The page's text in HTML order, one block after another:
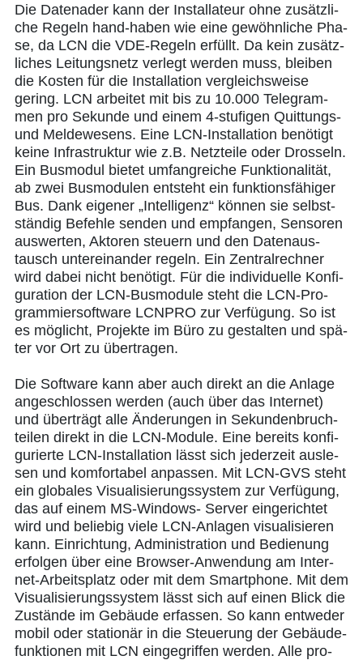
Die Daten­ader kann der Instal­la­teur ohne zusätz­li­
che Regeln hand-haben wie eine gewöhn­li­che Pha­
se, da LCN die VDE-Regeln erfüllt. Da kein zusätz­
li­ches Lei­tungs­netz ver­legt wer­den muss, blei­ben
die Kos­ten für die Instal­la­ti­on ver­gleichs­wei­se
gering. LCN arbei­tet mit bis zu 10.000 Tele­gram­
men pro Sekun­de und einem 4‑stufigen Quit­tungs-
und Mel­de­we­sens. Eine LCN-Instal­la­ti­on benö­tigt
kei­ne Infra­struk­tur wie z.B. Netz­tei­le oder Dros­seln.
Ein Bus­mo­dul bie­tet umfang­rei­che Funk­tio­na­li­tät,
ab zwei Bus­mo­du­len ent­steht ein funk­ti­ons­fä­hi­ger
Bus. Dank eige­ner „Intel­li­genz“ kön­nen sie selbst­
stän­dig Befeh­le sen­den und emp­fan­gen, Sen­so­ren
aus­wer­ten, Akto­ren steu­ern und den Daten­aus­
tausch unter­ein­an­der regeln. Ein Zen­tral­rech­ner
wird dabei nicht benö­tigt. Für die indi­vi­du­el­le Kon­fi­
gu­ra­ti­on der LCN-Bus­mo­du­le steht die LCN-Pro­
gram­mier­soft­ware LCN­PRO zur Ver­fü­gung. So ist
es mög­licht, Pro­jek­te im Büro zu gestal­ten und spä­
ter vor Ort zu über­tra­gen.
Die Soft­ware kann aber auch direkt an die Anla­ge
ange­schlos­sen wer­den (auch über das Inter­net)
und über­trägt alle Ände­run­gen in Sekun­den­bruch­
tei­len direkt in die LCN-Modu­le. Eine bereits kon­fi­
gu­rier­te LCN-Instal­la­ti­on lässt sich jeder­zeit aus­le­
sen und kom­for­ta­bel anpas­sen. Mit LCN-GVS steht
ein glo­ba­les Visua­li­sie­rungs­sys­tem zur Ver­fü­gung,
das auf einem MS-Win­dows- Ser­ver ein­ge­rich­tet
wird und belie­big vie­le LCN-Anla­gen visua­li­sie­ren
kann. Ein­rich­tung, Admi­nis­tra­ti­on und Bedie­nung
erfol­gen über eine Brow­ser-Anwen­dung am Inter­
net-Arbeits­platz oder mit dem Smart­phone. Mit dem
Visua­li­sie­rungs­sys­tem lässt sich auf einen Blick die
Zustän­de im Gebäu­de erfas­sen. So kann ent­we­der
mobil oder sta­tio­när in die Steue­rung der Gebäu­de­
funk­tio­nen mit LCN ein­ge­grif­fen wer­den. Alle pro­